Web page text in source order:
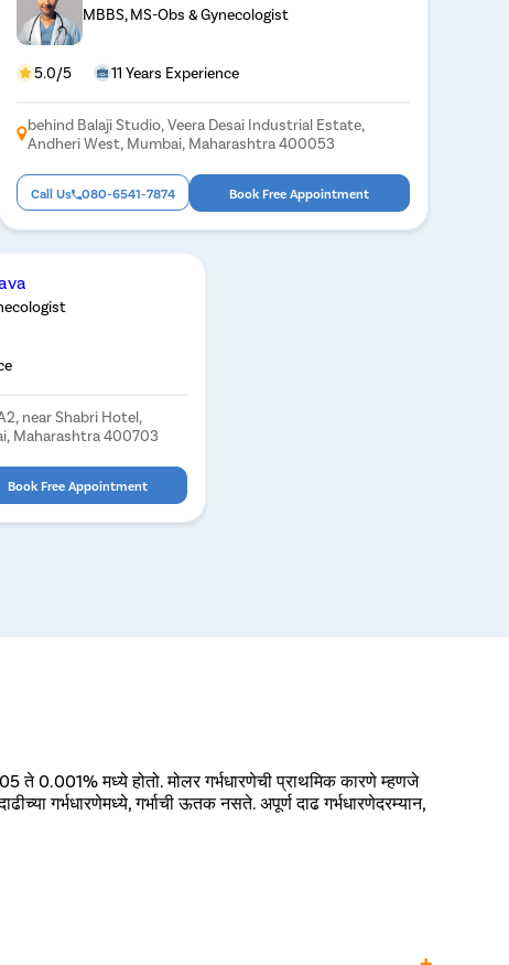
MBBS, MS-Obs & Gynecologist
5.0/5 11 Years Experience
behind Balaji Studio, Veera Desai Industrial Estate,
Andheri West, Mumbai, Maharashtra 400053
Call Us 080-6541-7874 Book Free Appointment
near Shabri Hotel,
Maharashtra 400703
Book Free Appointment
ते 0.001% मध्ये होतो. मोलर गर्भधारणेची प्राथमिक कारणे म्हणजे
गर्भधारणेमध्ये, गर्भाची ऊतक नसते. अपूर्ण दाढ गर्भधारणेदरम्यान,